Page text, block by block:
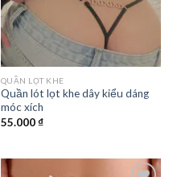
QUẦN LỌT KHE
Quần lót lọt khe dây kiểu dáng
móc xích
55.000₫